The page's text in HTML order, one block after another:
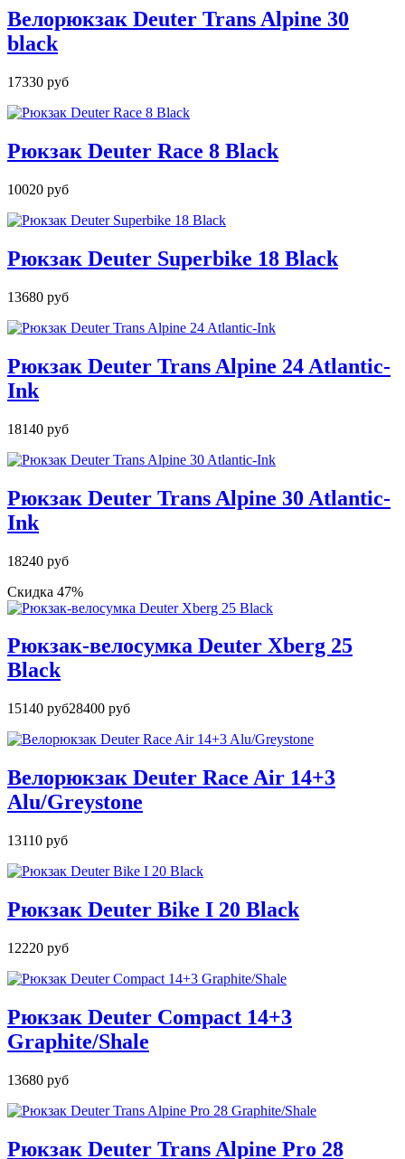
Велорюкзак Deuter Trans Alpine 30
black
17330 руб
Рюкзак Deuter Race 8 Black
10020 руб
Рюкзак Deuter Superbike 18 Black
13680 руб
Рюкзак Deuter Trans Alpine 24 Atlantic-
Ink
18140 руб
Рюкзак Deuter Trans Alpine 30 Atlantic-
Ink
18240 руб
Скидка 47%
Рюкзак-велосумка Deuter Xberg 25
Black
15140 руб28400 руб
Велорюкзак Deuter Race Air 14+3
Alu/Greystone
13110 руб
Рюкзак Deuter Bike I 20 Black
12220 руб
Рюкзак Deuter Compact 14+3
Graphite/Shale
13680 руб
Рюкзак Deuter Trans Alpine Pro 28